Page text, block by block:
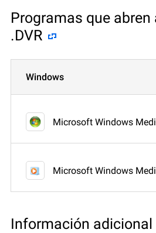
Programas que abren
.DVR
Windows
Microsoft Windows
Microsoft Windows
Información adicional